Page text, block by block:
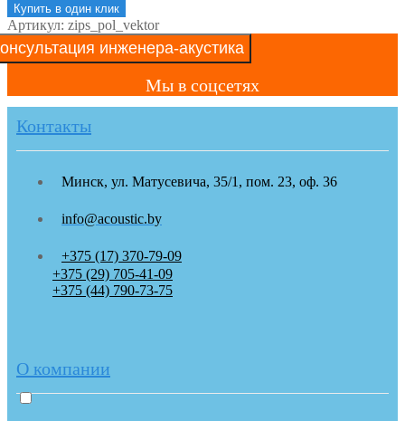
Купить в один клик
Артикул: zips_pol_vektor
инженера-акустика
Мы в соцсетях
Контакты
Минск, ул. Матусевича, 35/1, пом. 23, оф. 36
info@acoustic.by
+375 (17) 370-79-09
+375 (29) 705-41-09
+375 (44) 790-73-75
О компании